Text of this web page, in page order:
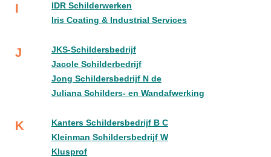
I
IDR Schilderwerken
Iris Coating & Industrial Services
J
JKS-Schildersbedrijf
Jacole Schilderbedrijf
Jong Schildersbedrijf N de
Juliana Schilders- en Wandafwerking
K
Kanters Schildersbedrijf B C
Kleinman Schildersbedrijf W
Klusprof